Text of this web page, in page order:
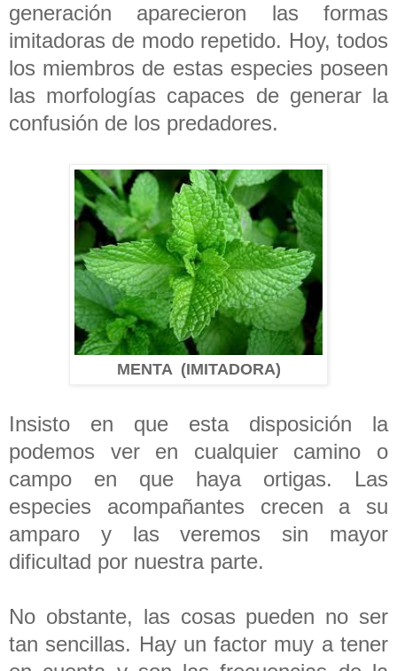
generación aparecieron las formas
imitadoras de modo repetido. Hoy, todos
los miembros de estas especies poseen
las morfologías capaces de generar la
confusión de los predadores.
MENTA (IMITADORA)
Insisto en que esta disposición la
podemos ver en cualquier camino o
campo en que haya ortigas. Las
especies acompañantes crecen a su
amparo y las veremos sin mayor
dificultad por nuestra parte.
No obstante, las cosas pueden no ser
tan sencillas. Hay un factor muy a tener